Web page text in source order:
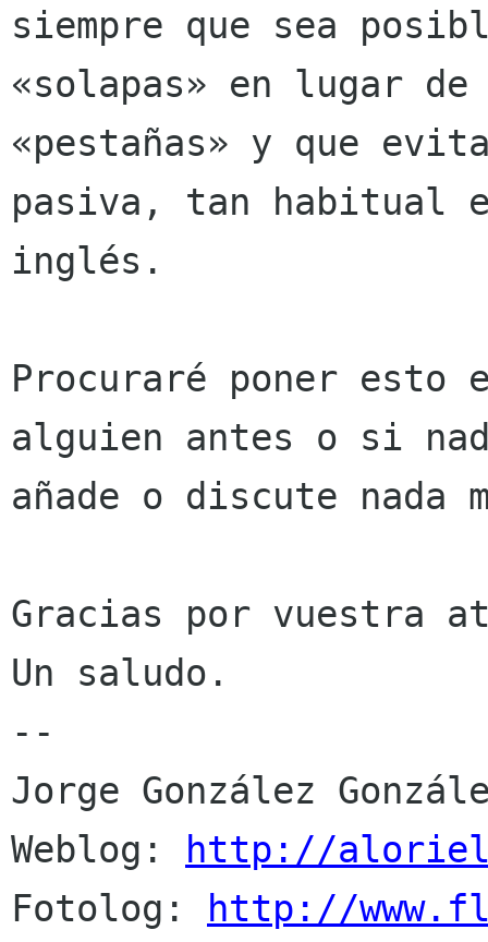
siempre que sea
«solapas» en lugar de
«pestañas» y que
pasiva, tan habitual
inglés.
Procuraré poner
alguien antes o si
añade o discute nada
Gracias por vuestra
Un saludo.
--
Jorge González
Weblog:
http://
Fotolog:
http://